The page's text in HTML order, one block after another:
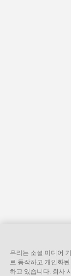
우리는 소셜 미디어
로 동작하고 개인화
하고 있습니다. 회사